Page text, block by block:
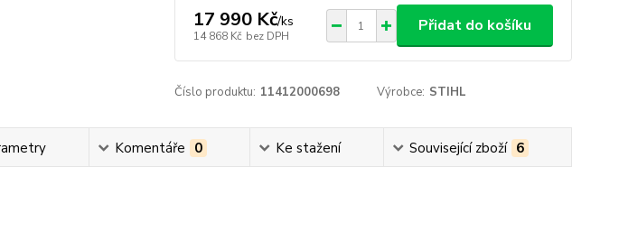
17 990 Kč/ks
14 868 Kč bez DPH
Přidat do košíku
Číslo produktu: 11412000698 Výrobce: STIHL
Komentáře 0 Ke stažení Související zboží 6